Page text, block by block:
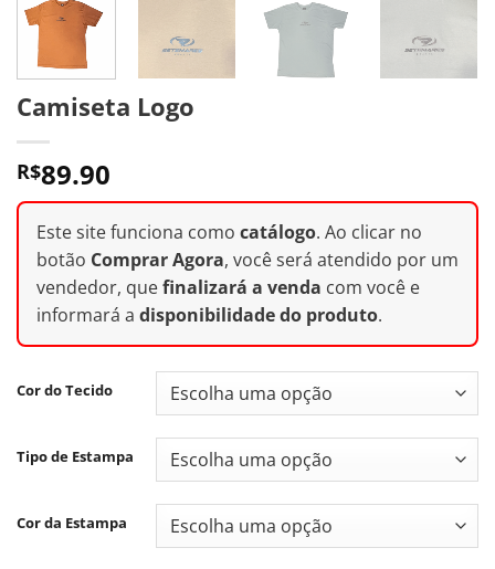
Camiseta Logo
R$89.90
Este site funciona como catálogo. Ao clicar no
botão Comprar Agora, você será atendido por um
vendedor, quefinalizará a venda com você e
informará a disponibilidade do produto.
Cor do Tecido
Tipo de Estampa
Cor da Estampa